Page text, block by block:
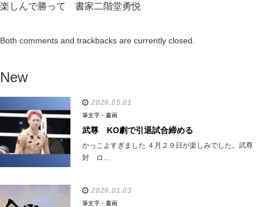
楽しんで勝って 書家二階堂勇悦
Both comments and trackbacks are currently closed.
New
2026.05.01
筆文字・書画
武尊 KO劇で引退試合締める
かっこよすぎました ４月２９日が楽しみでした。武尊
対 ロ…
2026.01.03
筆文字・書画